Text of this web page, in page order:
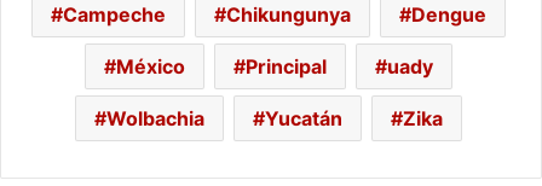
Campeche Chikungunya Dengue
México Principal uady
Wolbachia Yucatán Zika